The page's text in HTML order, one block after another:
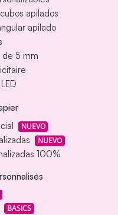
apilados
apilado
de 5 mm
NUEVO
NUEVO
100%
BASICS